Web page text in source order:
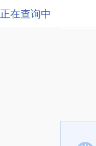
正在查询中